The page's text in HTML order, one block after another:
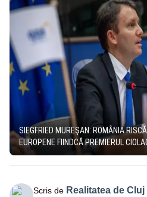
SIEGFRIED MUREȘAN: ROMÂNIA
EUROPENE FIINDCĂ PREMIERUL
Scris de Realitatea de Cluj